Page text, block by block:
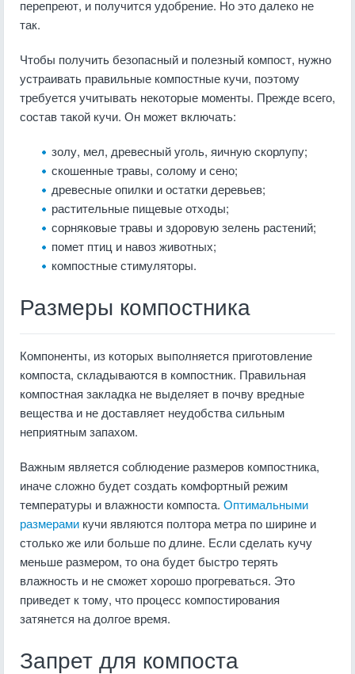
перепреют, и получится удобрение. Но это далеко не
так.
Чтобы получить безопасный и полезный компост, нужно
устраивать правильные компостные кучи, поэтому
требуется учитывать некоторые моменты. Прежде всего,
состав такой кучи. Он может включать:
золу, мел, древесный уголь, яичную скорлупу;
скошенные травы, солому и сено;
древесные опилки и остатки деревьев;
растительные пищевые отходы;
сорняковые травы и здоровую зелень растений;
помет птиц и навоз животных;
компостные стимуляторы.
Размеры компостника
Компоненты, из которых выполняется приготовление
компоста, складываются в компостник. Правильная
компостная закладка не выделяет в почву вредные
вещества и не доставляет неудобства сильным
неприятным запахом.
Важным является соблюдение размеров компостника,
иначе сложно будет создать комфортный режим
температуры и влажности компоста. Оптимальными
размерами кучи являются полтора метра по ширине и
столько же или больше по длине. Если сделать кучу
меньше размером, то она будет быстро терять
влажность и не сможет хорошо прогреваться. Это
приведет к тому, что процесс компостирования
затянется на долгое время.
Запрет для компоста